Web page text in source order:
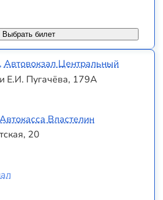
Выбрать билет
Автовокзал Центральный
Е.И. Пугачёва, 179А
Властелин
20